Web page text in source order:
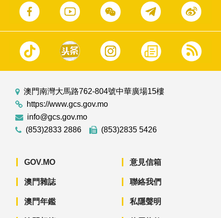
澳門南灣大馬路762-804號中華廣場15樓
https://www.gcs.gov.mo
info@gcs.gov.mo
(853)2833 2886
(853)2835 5426
GOV.MO
澳門雜誌
澳門年鑑
意見信箱
聯絡我們
私隱聲明